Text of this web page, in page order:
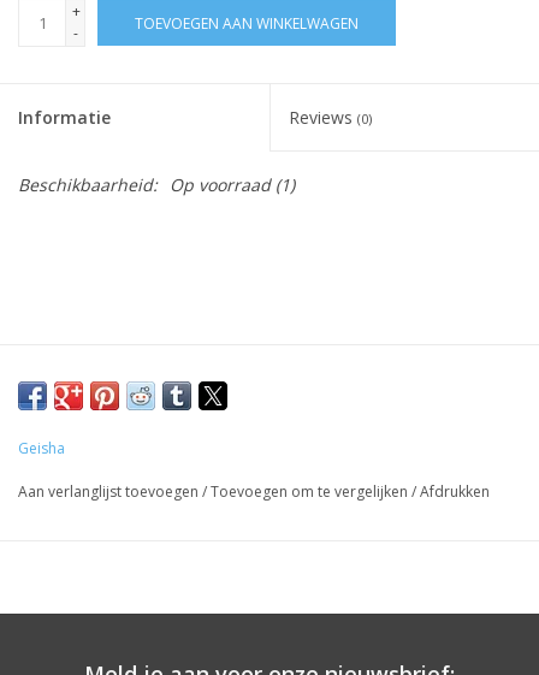
+
-
TOEVOEGEN AAN WINKELWAGEN
Informatie Reviews (0)
Beschikbaarheid: Op voorraad(1)
Geisha
Aan verlanglijst toevoegen /Toevoegen om te vergelijken /Afdrukken